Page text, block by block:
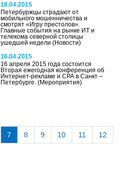
18.04.2015
Петербуржцы страдают от
мобильного мошенничества и
смотрят «Игру престолов».
Главные события на рынке ИТ и
телекома северной столицы
ушедшей недели(Новости)
16.04.2015
16 апреля 2015 года состоится
Вторая ежегодная конференция об
Интернет-рекламе и CPA в Санкт –
Петербурге.(Мероприятия)
7 8 9 10 11 12